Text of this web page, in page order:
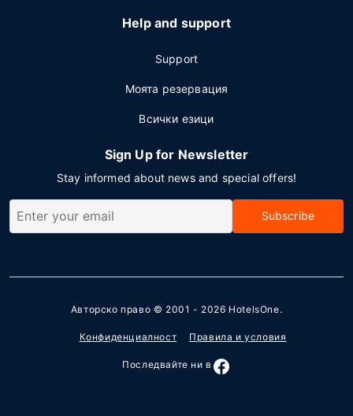
Help and support
Support
Моята резервация
Всички езици
Sign Up for Newsletter
Stay informed about news and special offers!
Subscribe
Авторско право © 2001 - 2026 HotelsOne.
Конфиденциалност Правила и условия
Последвайте ни в